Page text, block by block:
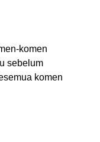
komen
sebelum
komen